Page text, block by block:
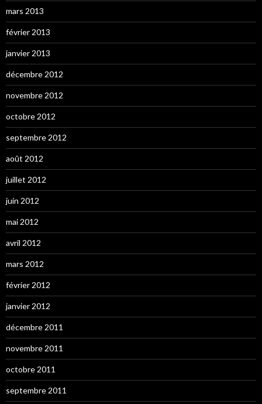
mars 2013
février 2013
janvier 2013
décembre 2012
novembre 2012
octobre 2012
septembre 2012
août 2012
juillet 2012
juin 2012
mai 2012
avril 2012
mars 2012
février 2012
janvier 2012
décembre 2011
novembre 2011
octobre 2011
septembre 2011